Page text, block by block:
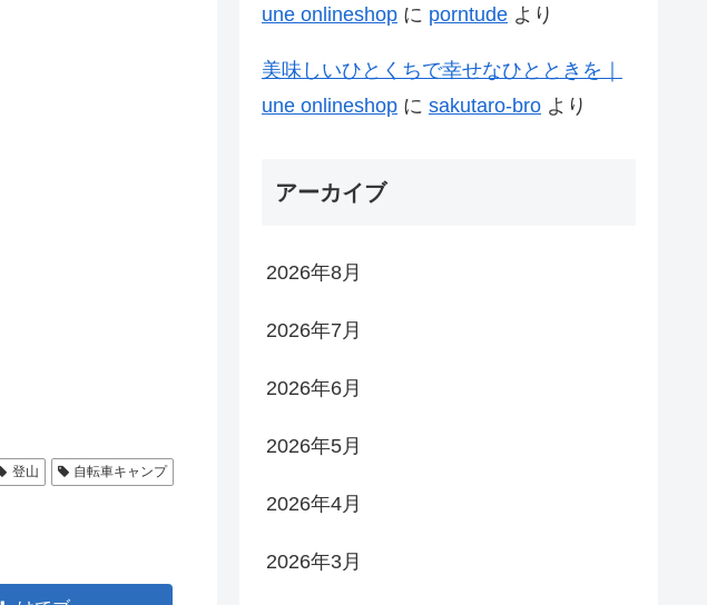
登山 自転車キャンプ
une onlineshop に porntude より
美味しいひとくちで幸せなひとときを｜
une onlineshop に sakutaro-bro より
アーカイブ
2026年8月
2026年7月
2026年6月
2026年5月
2026年4月
2026年3月